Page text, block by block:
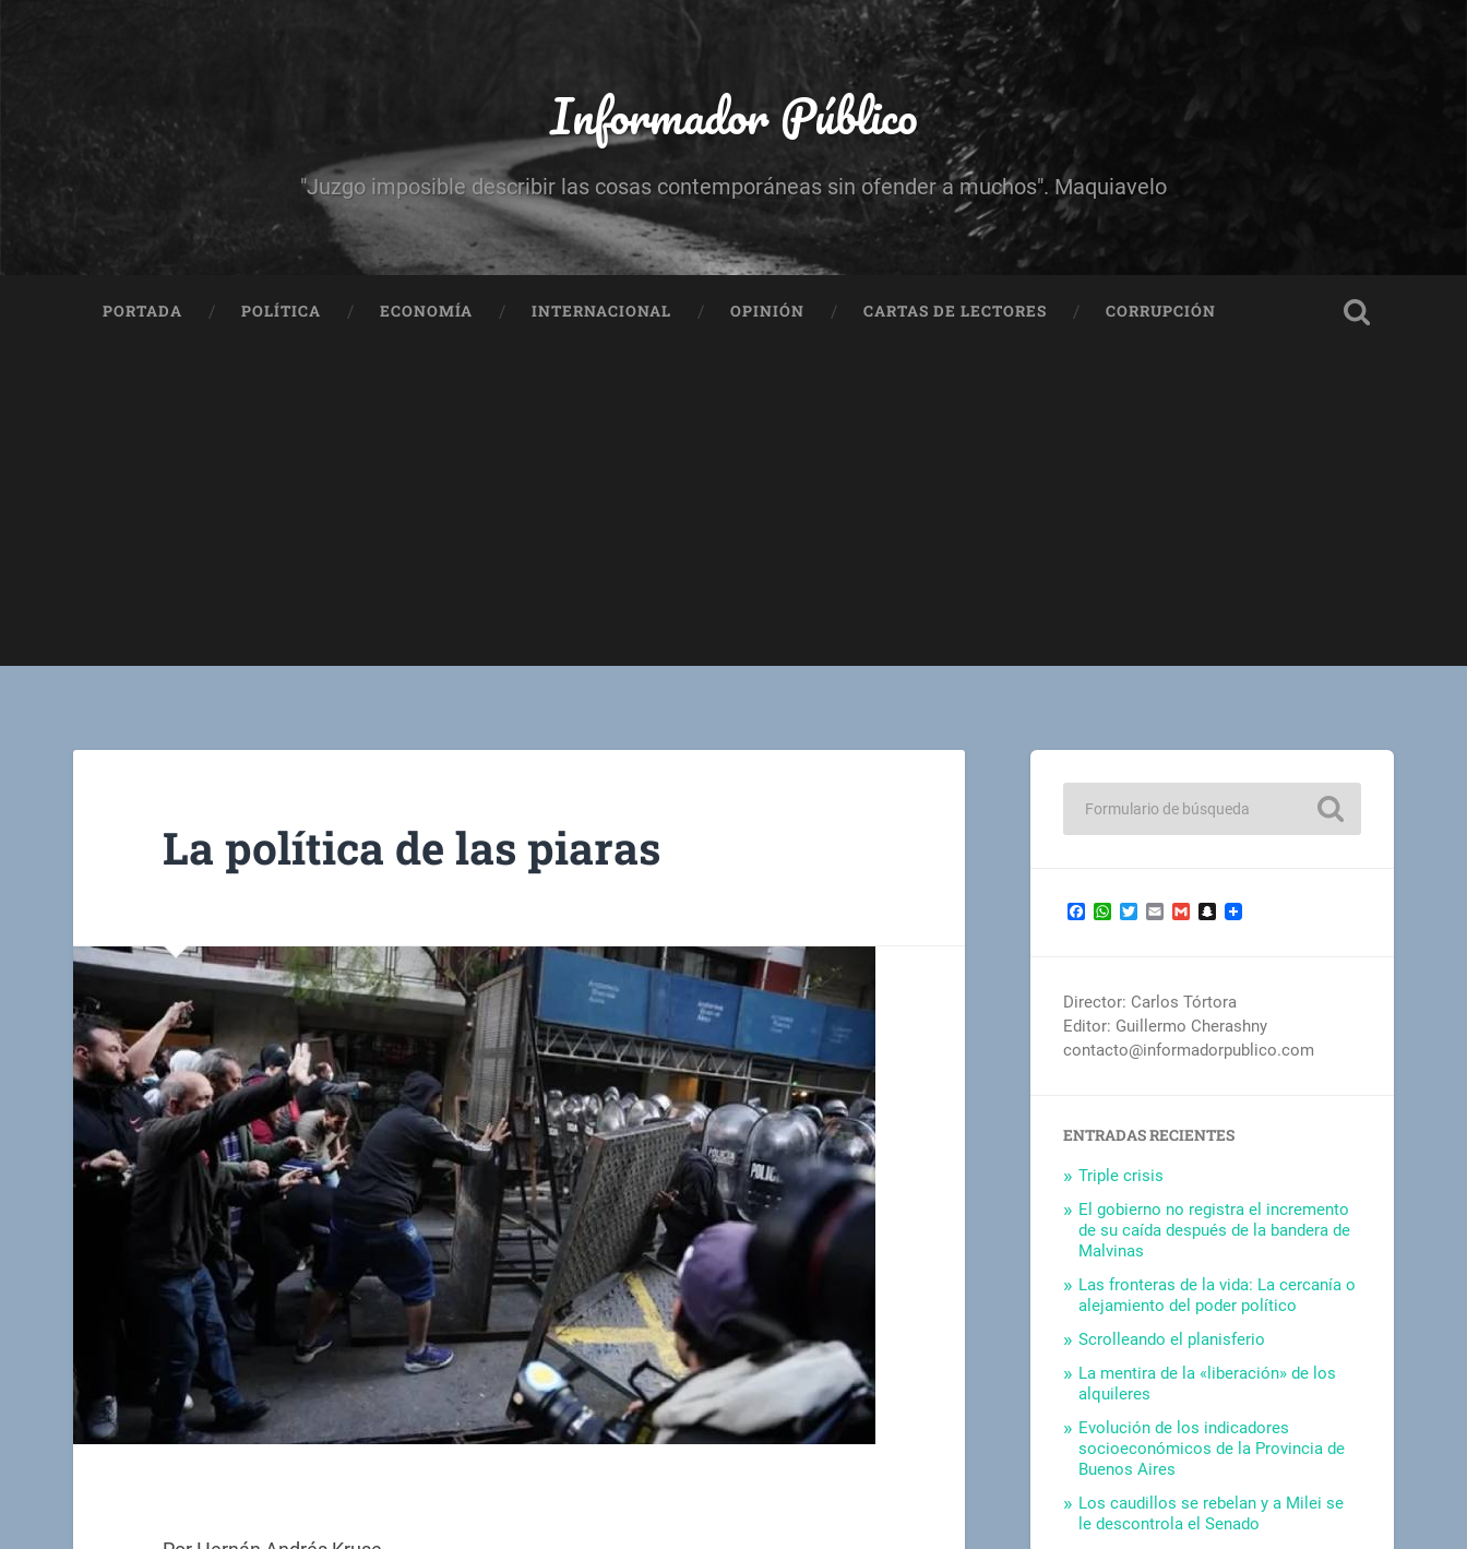
Informador Público
"Juzgo imposible describir las cosas contemporáneas sin ofender a muchos". Maquiavelo
PORTADA POLÍTICA ECONOMÍA INTERNACIONAL OPINIÓN CARTAS DE LECTORES CORRUPCIÓN
La política de las piaras
Facebook
WhatsApp
TwitterEmailGmailSnapchat
Director: Carlos Tórtora
Editor: Guillermo Cherashny
contacto@informadorpublico.com
ENTRADAS RECIENTES
Triple crisis
El gobierno no registra el incremento
de su caída después de la bandera de
Malvinas
Las fronteras de la vida: La cercanía o
alejamiento del poder político
Scrolleando el planisferio
La mentira de la «liberación» de los
alquileres
Evolución de los indicadores
socioeconómicos de la Provincia de
Buenos Aires
Los caudillos se rebelan y a Milei se
le descontrola el Senado